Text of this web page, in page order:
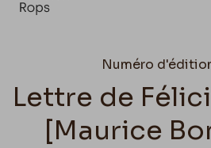
Numéro
Lettre de
[Maurice